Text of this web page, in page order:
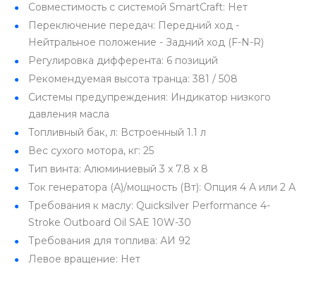
Совместимость с системой SmartCraft: Нет
Переключение передач: Передний ход -
Нейтральное положение - Задний ход (F-N-R)
Регулировка дифферента: 6 позиций
Рекомендуемая высота транца: 381 / 508
Системы предупреждения: Индикатор низкого
давления масла
Топливный бак, л: Встроенный 1.1 л
Вес сухого мотора, кг: 25
Тип винта: Алюминиевый 3 x 7.8 x 8
Ток генератора (А)/мощность (Вт): Опция 4 А или 2 А
Требования к маслу: Quicksilver Performance 4-
Stroke Outboard Oil SAE 10W-30
Требования для топлива: АИ 92
Левое вращение: Нет